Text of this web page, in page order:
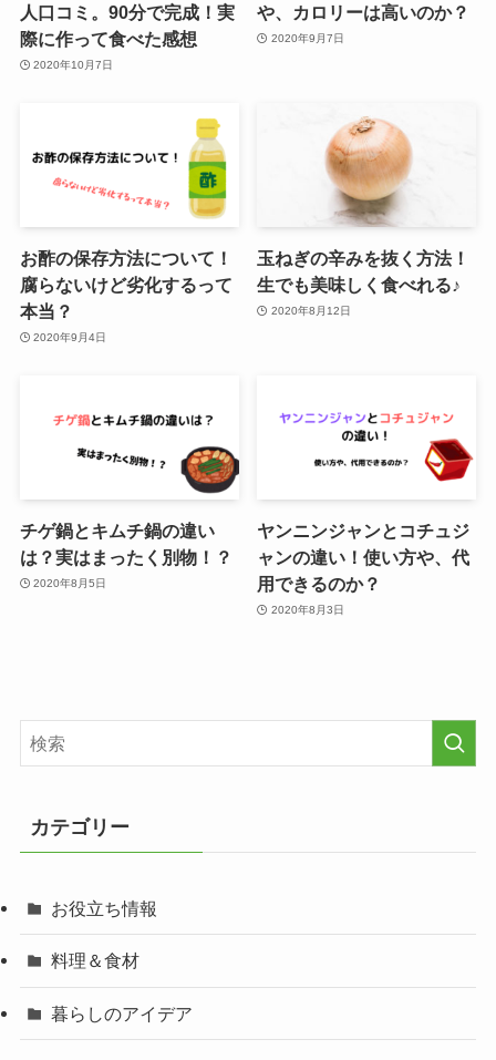
人口コミ。90分で完成！実
際に作って食べた感想
2020年10月7日
や、カロリーは高いのか？
2020年9月7日
お酢の保存方法について！
腐らないけど劣化するって
本当？
2020年9月4日
玉ねぎの辛みを抜く方法！
生でも美味しく食べれる♪
2020年8月12日
チゲ鍋とキムチ鍋の違い
は？実はまったく別物！？
2020年8月5日
ヤンニンジャンとコチュジ
ャンの違い！使い方や、代
用できるのか？
2020年8月3日
カテゴリー
お役立ち情報
料理＆食材
暮らしのアイデア